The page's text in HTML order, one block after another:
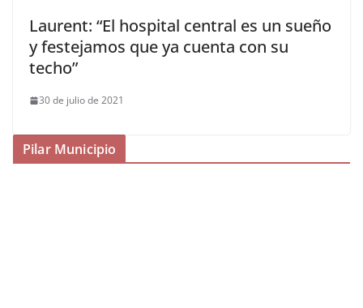
Laurent: “El hospital central es un sueño
y festejamos que ya cuenta con su
techo”
30 de julio de 2021
Pilar Municipio